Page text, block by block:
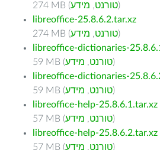
274 MB (
טורנט, מידע
)
libreoffice-25.8.6.2.tar.xz
274 MB (
טורנט, מידע
)
libreoffice-dictionaries-
59 MB (
טורנט, מידע
)
libreoffice-dictionaries-
59 MB (
טורנט, מידע
)
libreoffice-help-25.8.6.1.tar.xz
57 MB (
טורנט, מידע
)
libreoffice-help-25.8.6.2.tar.xz
57 MB (
טורנט, מידע
)